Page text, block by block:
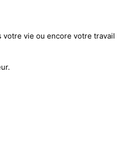
vie ou encore votre travail